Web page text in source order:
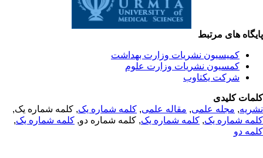
های مرتبط
کمیسیون نشریات وزارت بهداشت
کمسیون نشریات وزارت علوم
شرکت یکتاوب
کلیدی
,مجله علمی, مقاله علمی, کلمه شماره یک, کلمه شماره یک,
شماره یک,کلمه شماره یک, کلمه شماره دو,کلمه شماره یک,
دو